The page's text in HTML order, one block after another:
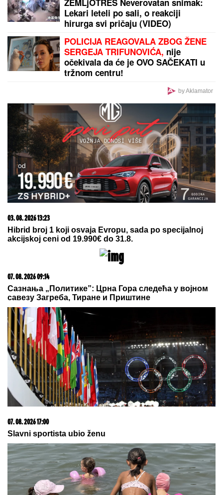
se školovala i u Italiji - OVO joj je bio problem
PREPORUKA ZA VAS
SNIMA SE DOK NAMEŠTA KUPAĆI, MUŠKARCIMA
NIJE DOBRO!Prezgodna Srpkinja (41) podigla donji
deo bikinija, od oblina se muti um: "Uspostavila
kontakt sa telom" (FOTO)
TEA TAIROVIĆ SA MUŽEM
DOŽIVELA SAOBRAĆAJKUAuto
skroz uništen: Ovo su detalji drame
u Crnoj Gori